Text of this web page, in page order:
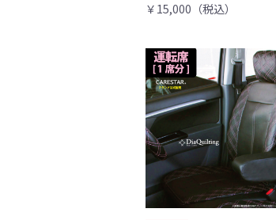
￥15,000（税込）